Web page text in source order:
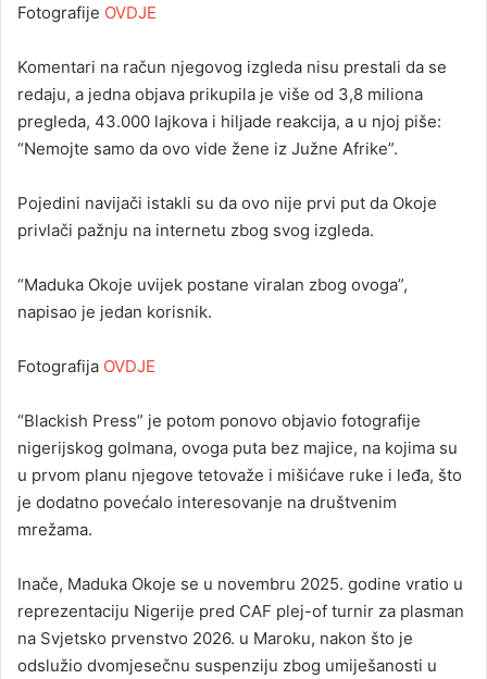
Fotografije OVDJE
Komentari na račun njegovog izgleda nisu prestali da se
redaju, a jedna objava prikupila je više od 3,8 miliona
pregleda, 43.000 lajkova i hiljade reakcija, a u njoj piše:
“Nemojte samo da ovo vide žene iz Južne Afrike”.
Pojedini navijači istakli su da ovo nije prvi put da Okoje
privlači pažnju na internetu zbog svog izgleda.
“Maduka Okoje uvijek postane viralan zbog ovoga”,
napisao je jedan korisnik.
Fotografija OVDJE
“Blackish Press” je potom ponovo objavio fotografije
nigerijskog golmana, ovoga puta bez majice, na kojima su
u prvom planu njegove tetovaže i mišićave ruke i leđa, što
je dodatno povećalo interesovanje na društvenim
mrežama.
Inače, Maduka Okoje se u novembru 2025. godine vratio u
reprezentaciju Nigerije pred CAF plej-of turnir za plasman
na Svjetsko prvenstvo 2026. u Maroku, nakon što je
odslužio dvomjesečnu suspenziju zbog umiješanosti u